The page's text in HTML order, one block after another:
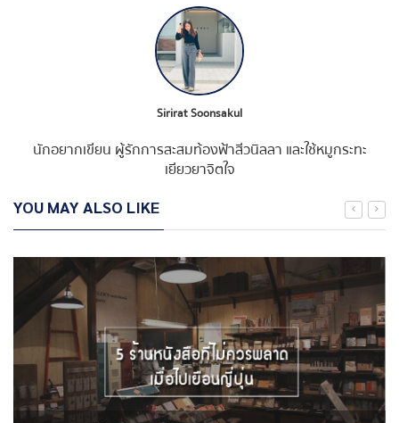
Sirirat Soonsakul
นักอยากเขียน ผู้รักการสะสมท้องฟ้าสีวนิลลา และใช้หมูกระทะ
เยียวยาจิตใจ
YOU MAY ALSO LIKE